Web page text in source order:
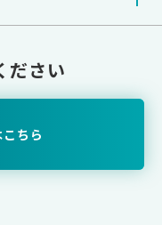
ださい
ちら